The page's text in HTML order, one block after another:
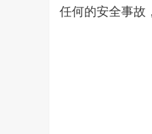
任何的安全事故